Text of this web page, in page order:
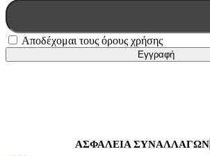
Αποδέχομαι τους όρους χρήσης
ΑΣΦΑΛΕΙΑ ΣΥΝΑΛΛΑΓΩΝ